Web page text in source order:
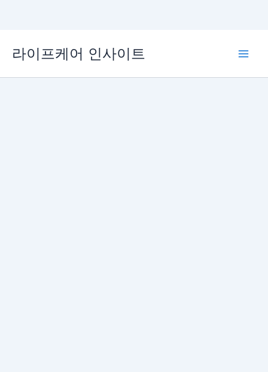
로
라이프케어 인사이트